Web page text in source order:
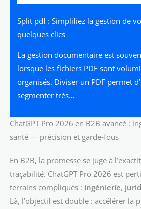
Split pdf : Simplifiez la gestion de
quelques clics
La gestion documentaire est
lorsque les fichiers PDF sont
organisés. Diviser un PDF permet
segmenter très…
ChatGPT Pro 2026 en B2B avancé :
santé — précision et garde‑fous
En B2B, la promesse se juge à
traçabilité. ChatGPT Pro 2026 est
terrains compliqués : ingénierie,
Là, l’objectif est double : accélérer la